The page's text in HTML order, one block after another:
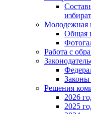
Молодежная
Общая
Работа с
Законы
Решения
2026
2025